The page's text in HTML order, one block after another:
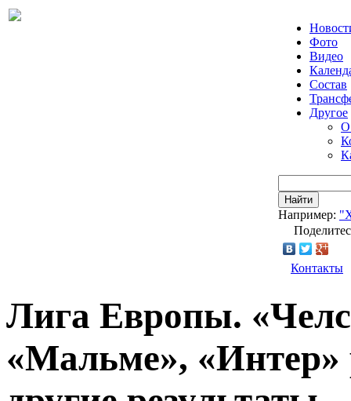
Фото
Видео
Состав
Другое
О
Найти
Например:
Контакты
Лига Европы.
«Мальме», «Интер»